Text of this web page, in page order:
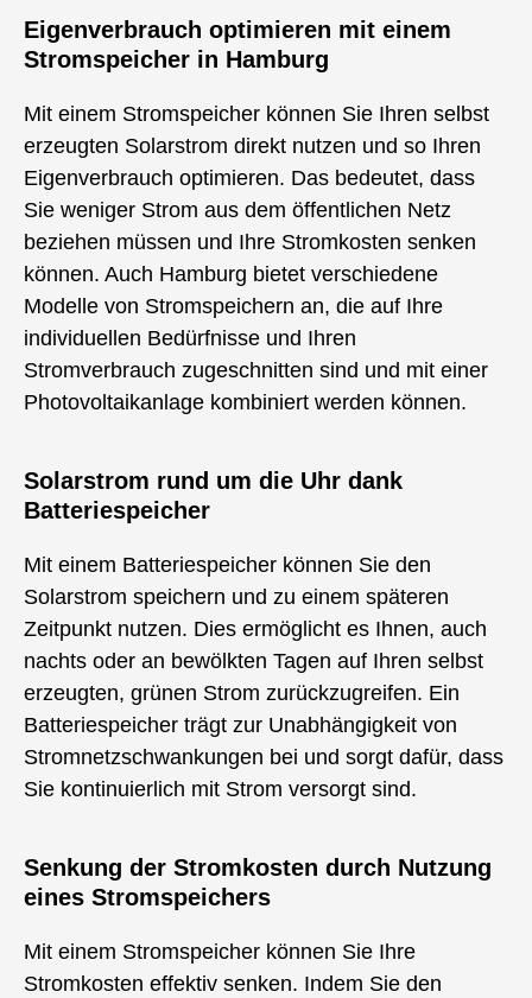
Eigenverbrauch optimieren mit einem
Stromspeicher in Hamburg
Mit einem Stromspeicher können Sie Ihren selbst
erzeugten Solarstrom direkt nutzen und so Ihren
Eigenverbrauch optimieren. Das bedeutet, dass
Sie weniger Strom aus dem öffentlichen Netz
beziehen müssen und Ihre Stromkosten senken
können. Auch Hamburg bietet verschiedene
Modelle von Stromspeichern an, die auf Ihre
individuellen Bedürfnisse und Ihren
Stromverbrauch zugeschnitten sind und mit einer
Photovoltaikanlage kombiniert werden können.
Solarstrom rund um die Uhr dank
Batteriespeicher
Mit einem Batteriespeicher können Sie den
Solarstrom speichern und zu einem späteren
Zeitpunkt nutzen. Dies ermöglicht es Ihnen, auch
nachts oder an bewölkten Tagen auf Ihren selbst
erzeugten, grünen Strom zurückzugreifen. Ein
Batteriespeicher trägt zur Unabhängigkeit von
Stromnetzschwankungen bei und sorgt dafür, dass
Sie kontinuierlich mit Strom versorgt sind.
Senkung der Stromkosten durch Nutzung
eines Stromspeichers
Mit einem Stromspeicher können Sie Ihre
Stromkosten effektiv senken. Indem Sie den